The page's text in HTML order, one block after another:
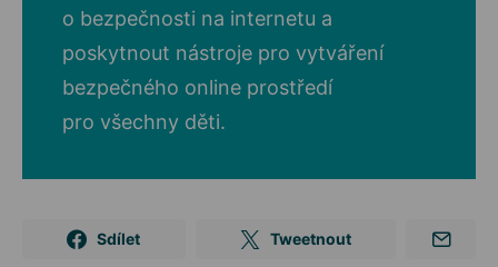
o bezpečnosti na internetu a
poskytnout nástroje pro vytváření
bezpečného online prostředí
pro všechny děti.
Sdílet Tweetnout